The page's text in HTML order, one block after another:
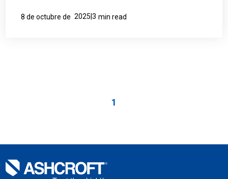
8 de octubre de 2025|3 min read
1